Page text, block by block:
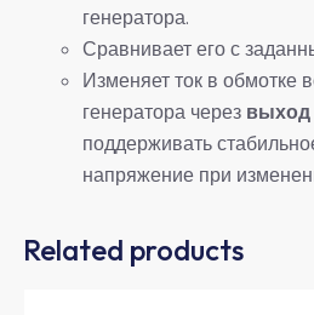
генератора.
Сравнивает его с
Изменяет ток в обмотке
генератора через ​ ​выход
поддерживать
напряжение при
Related products